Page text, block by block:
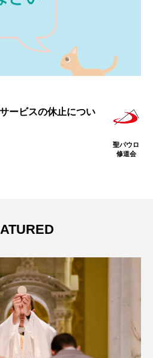
ービスの休止につい
聖パウロ
修道会